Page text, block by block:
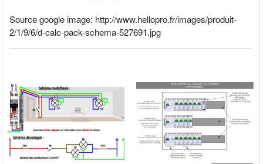
Source google image: http://www.hellopro.fr/images/produit-
2/1/9/6/d-calc-pack-schema-527691.jpg